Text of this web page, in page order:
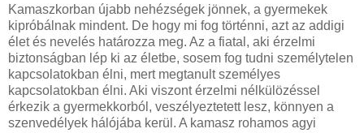
Kamaszkorban újabb nehézségek jönnek, a gyermekek
kipróbálnak mindent. De hogy mi fog történni, azt az addigi
élet és nevelés határozza meg. Az a fiatal, aki érzelmi
biztonságban lép ki az életbe, sosem fog tudni személytelen
kapcsolatokban élni, mert megtanult személyes
kapcsolatokban élni. Aki viszont érzelmi nélkülözéssel
érkezik a gyermekkorból, veszélyeztetett lesz, könnyen a
szenvedélyek hálójába kerül. A kamasz rohamos agyi